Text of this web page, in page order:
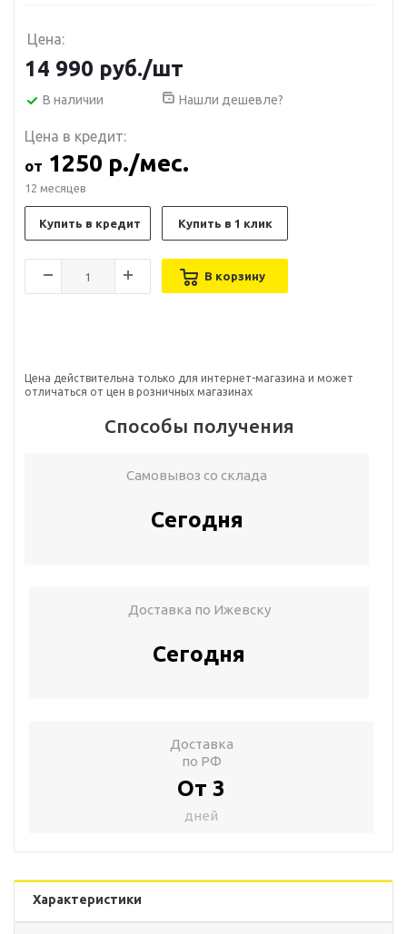
Цена:
14 990 руб./шт
В наличии Нашли дешевле?
Цена в кредит:
от 1250 р./мес.
12 месяцев
Купить в кредит
В корзину
Купить в 1 клик
Цена действительна только для интернет-магазина и может
отличаться от цен в розничных магазинах
Способы получения
Самовывоз со склада
Сегодня
Доставка по Ижевску
Сегодня
Доставка
по РФ
От 3
дней
Характеристики